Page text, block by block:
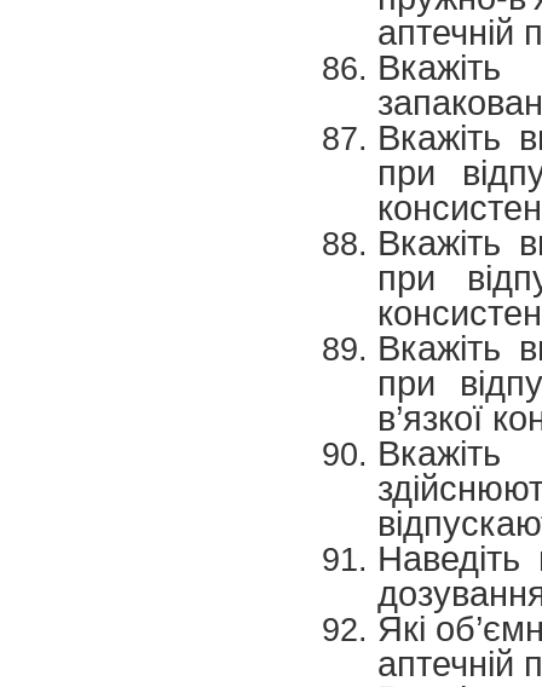
аптечній
Вкажіть
при
Вкажіть
при
Вкажіть
при
в’язкої
Наведіть
Які
аптечній